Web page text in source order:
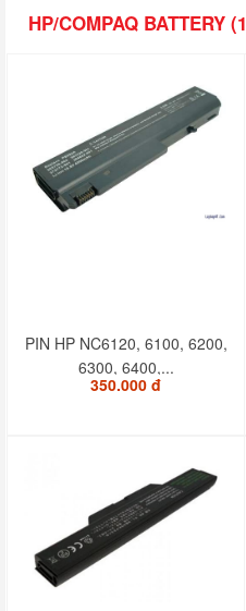
HP/COMPAQ BATTERY
PIN HP NC6120, 6100, 6200,
6300, 6400,...
350.000 đ